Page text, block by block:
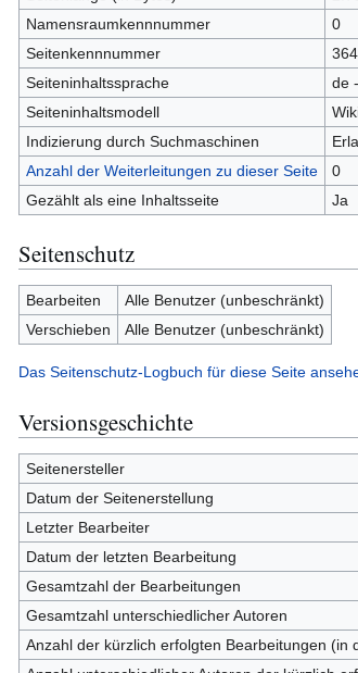
Namensraumkennnummer
0
Seitenkennnummer
Seiteninhaltssprache
de
Seiteninhaltsmodell
Indizierung durch Suchmaschinen
Anzahl der Weiterleitungen zu dieser Seite
0
Gezählt als eine Inhaltsseite
Ja
Seitenschutz
Bearbeiten
Alle Benutzer (unbeschränkt)
Verschieben
Alle Benutzer (unbeschränkt)
Das Seitenschutz-Logbuch für diese Seite
Versionsgeschichte
Seitenersteller
Datum der Seitenerstellung
Letzter Bearbeiter
Datum der letzten Bearbeitung
Gesamtzahl der Bearbeitungen
Gesamtzahl unterschiedlicher Autoren
Anzahl der kürzlich erfolgten Bearbeitungen (in